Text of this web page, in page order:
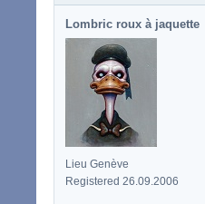
Lombric roux à jaquette
Lieu Genève
Registered 26.09.2006